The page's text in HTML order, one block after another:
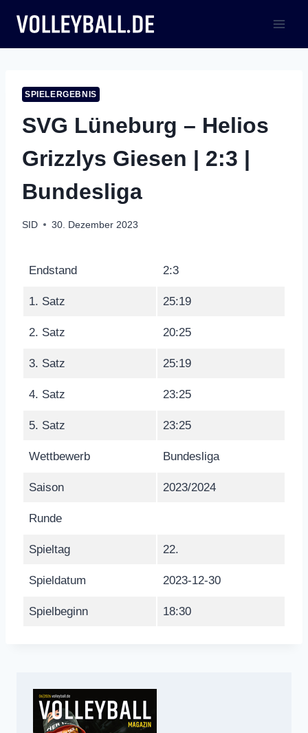
Inhalt
springen
SPIELERGEBNIS
SVG Lüneburg – Helios
Grizzlys Giesen | 2:3 |
Bundesliga
SID 30. Dezember 2023
Endstand 2:3
1. Satz 25:19
2. Satz 20:25
3. Satz 25:19
4. Satz 23:25
5. Satz 23:25
Wettbewerb Bundesliga
Saison 2023/2024
Runde
Spieltag 22.
Spieldatum 2023-12-30
Spielbeginn 18:30